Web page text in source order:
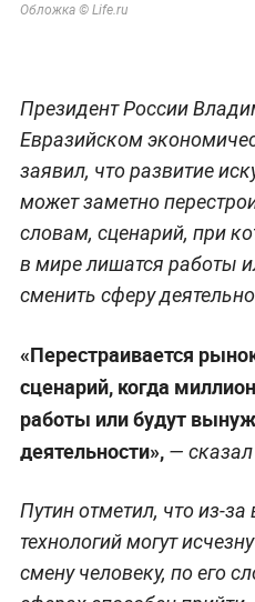
Обложка © Life.ru
Президент России
Евразийском
заявил, что развитие
может заметно
словам, сценарий, при
в мире лишатся работы
сменить сферу
«Перестраивается
сценарий, когда
работы или будут
деятельности»,— сказал
Путин отметил, что из-
технологий могут
смену человеку, по его